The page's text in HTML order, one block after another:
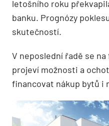
letošního roku
banku. Prognózy
skutečností.
V neposlední řadě se
projeví možnosti a
financovat nákup bytů i